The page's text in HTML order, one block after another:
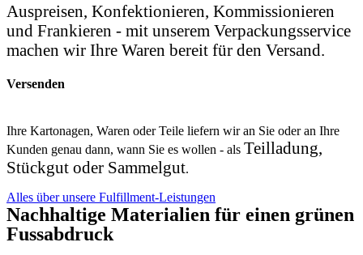
Auspreisen, Konfektionieren, Kommissionieren
und Frankieren - mit unserem Verpackungsservice
machen wir Ihre Waren bereit für den Versand.
Versenden
Ihre Kartonagen, Waren oder Teile liefern wir an Sie oder an Ihre
Kunden genau dann, wann Sie es wollen - als Teilladung,
Stückgut oder Sammelgut.
Alles über unsere Fulfillment-Leistungen
Nachhaltige Materialien für einen grünen
Fussabdruck